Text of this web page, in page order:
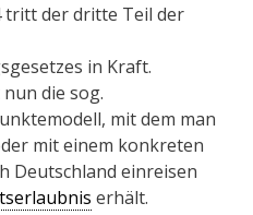
tritt der dritte Teil der
in Kraft.
die sog.
mit dem man
mit einem konkreten
Deutschland einreisen
erhält.